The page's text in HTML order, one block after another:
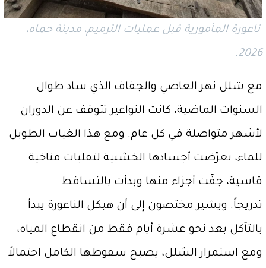
ناعورة المأمورية قبل عمليات الترميم، مدينة حماه،
2026.
مع شلل نهر العاصي والجفاف الذي ساد طوال
السنوات الماضية، كانت النواعير تتوقف عن الدوران
لأشهر متواصلة في كل عام. ومع هذا الغياب الطويل
للماء، تعرّضت أجسادها الخشبية لتقلبات مناخية
قاسية، جفّت أجزاء منها وبدأت بالتساقط
تدريجاً. ويشير مختصون إلى أن هيكل الناعورة يبدأ
بالتآكل بعد نحو عشرة أيام فقط من انقطاع المياه،
ومع استمرار الشلل، يصبح سقوطها الكامل احتمالاً